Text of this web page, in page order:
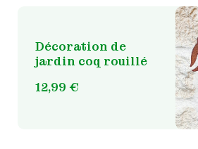
la
page
du
Décoration de
jardin coq rouillé
12,99 €